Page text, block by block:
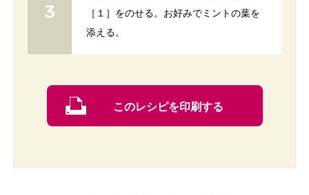
［１］をのせる。お好みでミントの葉を
添える。
このレシピを印刷する